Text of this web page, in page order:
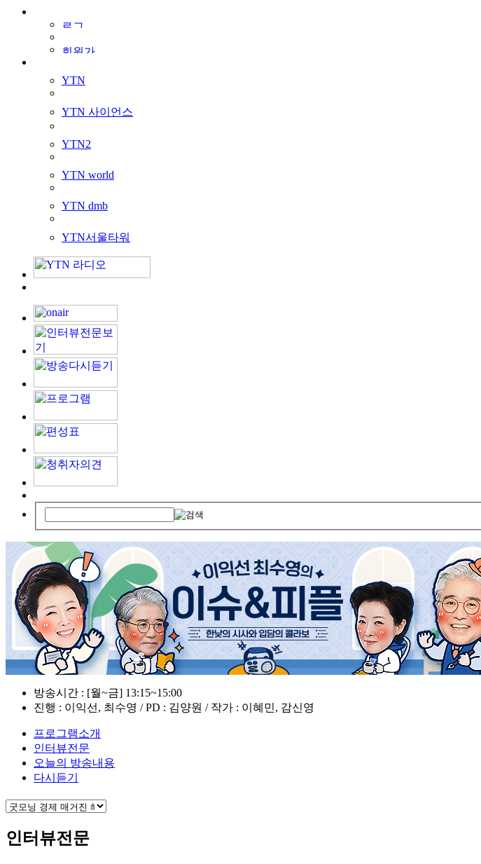
YTN
YTN 사이언스
YTN2
YTN world
YTN dmb
YTN서울타워
방송시간 : [월~금] 13:15~15:00
진행 : 이익선, 최수영 / PD : 김양원 / 작가 : 이혜민, 감신영
프로그램소개
인터뷰전문
오늘의 방송내용
다시듣기
인터뷰전문